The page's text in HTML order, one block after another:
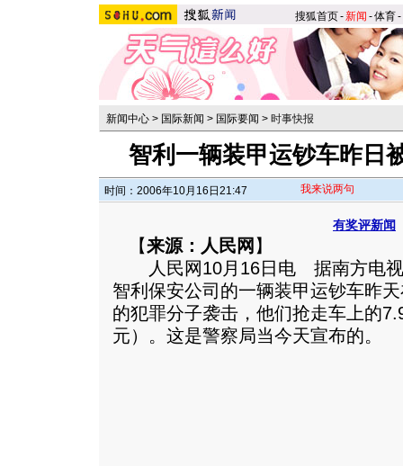
搜狐首页-新闻 -体育-
新闻中心 > 国际新闻 > 国际要闻 > 时事快报
智利一辆装甲运钞车昨日
时间：2006年10月16日21:47 我来说两句
有奖评新闻
【来源：人民网 】
人民网10月16日电 据南方电视
智利保安公司的一辆装甲运钞车昨
的犯罪分子袭击，他们抢走车上的
元）。这是警察局当今天宣布的。